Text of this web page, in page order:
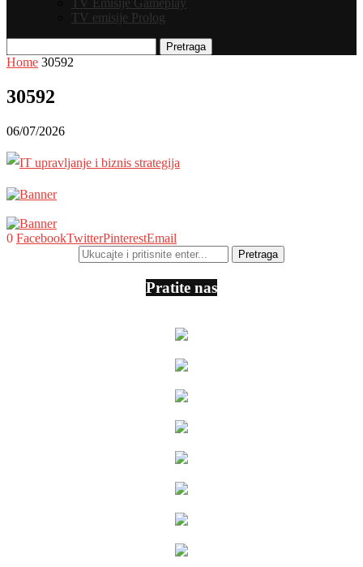
TV Emisije Gameplay
TV emisije Prolog
Pretraga
Home 30592
30592
06/07/2026
0 FacebookTwitterPinterestEmail
Pratite nas